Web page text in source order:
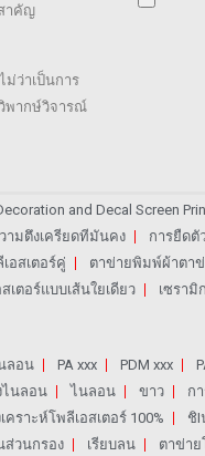
าคัญ
ว่าเป็นการ
พากษ์วิจารณ์
and Decal Screen
ามตึงเครียดทีมันคง การยืดตั
อสเตอร์คู่
ตาข่ายพิมพ์ผ้าตา
เตอร์แบบเส้นใยเดียว เซรามิ
ลอน PA xxx PDM xxx
ไนลอน ไนลอน ขาว ก
คราะห์โพลีเอสเตอร์ 100%
ชิI
ส่วนกรอง เรียบลน ตาข่าย